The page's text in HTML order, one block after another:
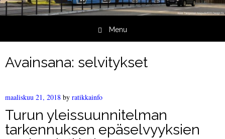
Menu
Avainsana: selvitykset
maaliskuu 21, 2018 by ratikkainfo
Turun yleissuunnitelman
tarkennuksen epäselvyyksien